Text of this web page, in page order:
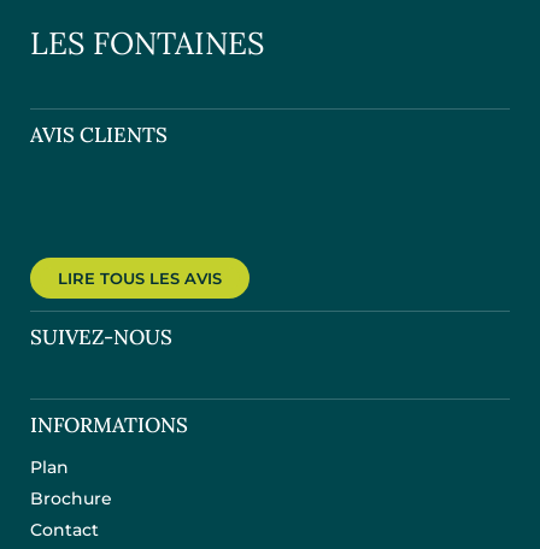
LES FONTAINES
AVIS CLIENTS
LIRE TOUS LES AVIS
SUIVEZ-NOUS
INFORMATIONS
Plan
Brochure
Contact